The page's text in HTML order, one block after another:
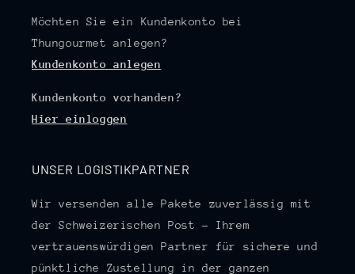
Möchten Sie ein Kundenkonto bei
Thungourmet anlegen?
Kundenkonto anlegen
Kundenkonto vorhanden?
Hier einloggen
UNSER LOGISTIKPARTNER
Wir versenden alle Pakete zuverlässig mit
der Schweizerischen Post – Ihrem
vertrauenswürdigen Partner für sichere und
pünktliche Zustellung in der ganzen